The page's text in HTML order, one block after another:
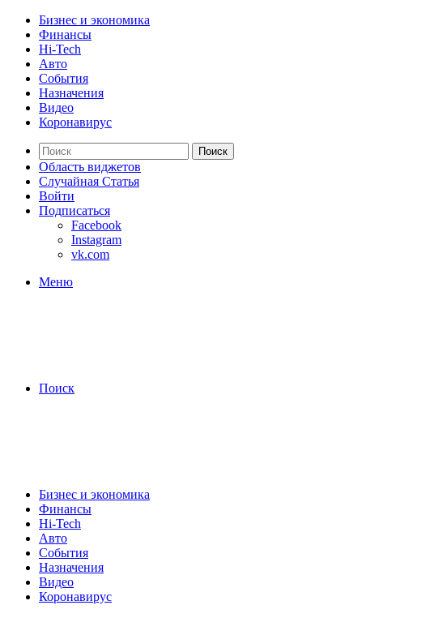
Бизнес и экономика
Финансы
Hi-Tech
Авто
События
Назначения
Видео
Коронавирус
Поиск
Область виджетов
Случайная Статья
Войти
Подписаться
Facebook
Instagram
vk.com
Меню
Поиск
Бизнес и экономика
Финансы
Hi-Tech
Авто
События
Назначения
Видео
Коронавирус